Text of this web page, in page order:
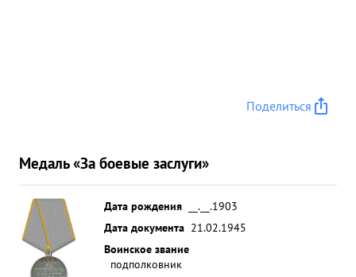
Поделиться
Медаль «За боевые заслуги»
Дата рождения
__.__.1903
Дата документа 21.02.1945
Воинское звание
подполковник